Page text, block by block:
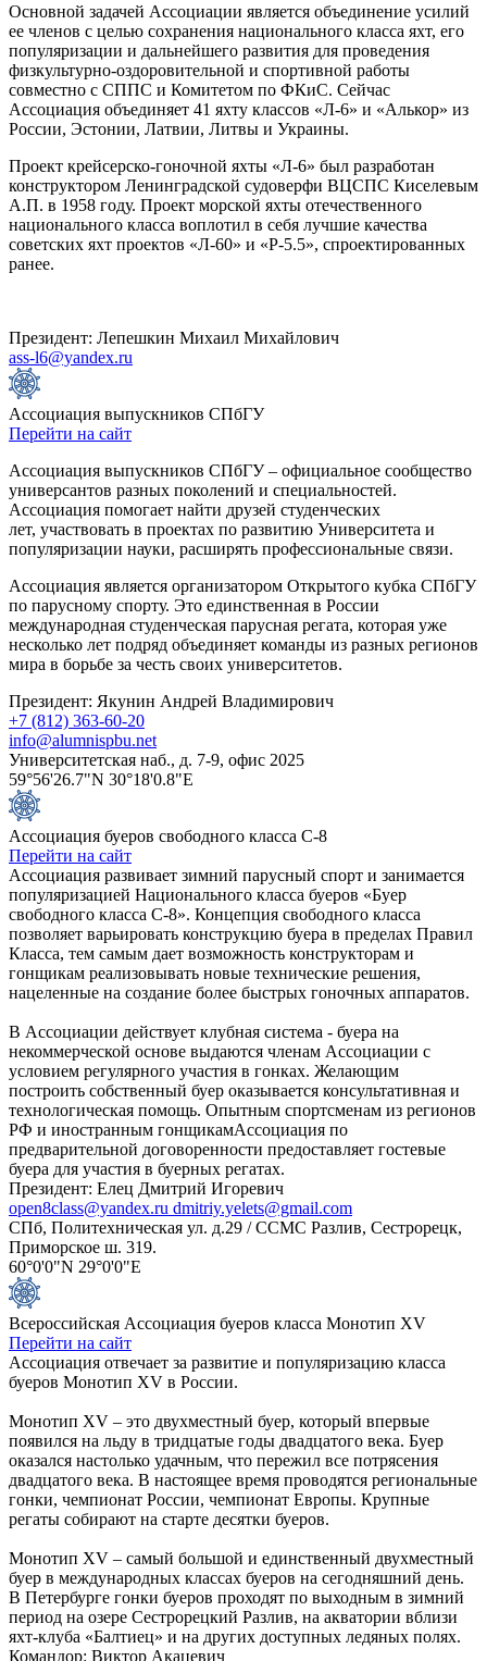
Основной задачей Ассоциации является объединение усилий
ее членов с целью сохранения национального класса яхт, его
популяризации и дальнейшего развития для проведения
физкультурно-оздоровительной и спортивной работы
совместно с СППС и Комитетом по ФКиС. Сейчас
Ассоциация объединяет 41 яхту классов «Л-6» и «Алькор» из
России, Эстонии, Латвии, Литвы и Украины.
Проект крейсерско-гоночной яхты «Л-6» был разработан
конструктором Ленинградской судоверфи ВЦСПС Киселевым
А.П. в 1958 году. Проект морской яхты отечественного
национального класса воплотил в себя лучшие качества
советских яхт проектов «Л-60» и «Р-5.5», спроектированных
ранее.
Президент: Лепешкин Михаил Михайлович
ass-l6@yandex.ru
Ассоциация выпускников СПбГУ
Перейти на сайт
Ассоциация выпускников СПбГУ – официальное сообщество
универсантов разных поколений и специальностей.
Ассоциация помогает найти друзей студенческих
лет, участвовать в проектах по развитию Университета и
популяризации науки, расширять профессиональные связи.
Ассоциация является организатором Открытого кубка СПбГУ
по парусному спорту. Это единственная в России
международная студенческая парусная регата, которая уже
несколько лет подряд объединяет команды из разных регионов
мира в борьбе за честь своих университетов.
Президент: Якунин Андрей Владимирович
+7 (812) 363-60-20
info@alumnispbu.net
Университетская наб., д. 7-9, офис 2025
59°56'26.7"N 30°18'0.8"E
Ассоциация буеров свободного класса С-8
Перейти на сайт
Ассоциация развивает зимний парусный спорт и занимается
популяризацией Национального класса буеров «Буер
свободного класса С-8». Концепция свободного класса
позволяет варьировать конструкцию буера в пределах Правил
Класса, тем самым дает возможность конструкторам и
гонщикам реализовывать новые технические решения,
нацеленные на создание более быстрых гоночных аппаратов.
В Ассоциации действует клубная система - буера на
некоммерческой основе выдаются членам Ассоциации с
условием регулярного участия в гонках. Желающим
построить собственный буер оказывается консультативная и
технологическая помощь. Опытным спортсменам из регионов
РФ и иностранным гонщикамАссоциация по
предварительной договоренности предоставляет гостевые
буера для участия в буерных регатах.
Президент: Елец Дмитрий Игоревич
open8class@yandex.ru dmitriy.yelets@gmail.com
СПб, Политехническая ул. д.29 / ССМС Разлив, Сестрорецк,
Приморское ш. 319.
60°0'0"N 29°0'0"E
Всероссийская Ассоциация буеров класса Монотип XV
Перейти на сайт
Ассоциация отвечает за развитие и популяризацию класса
буеров Монотип XV в России.
Монотип XV – это двухместный буер, который впервые
появился на льду в тридцатые годы двадцатого века. Буер
оказался настолько удачным, что пережил все потрясения
двадцатого века. В настоящее время проводятся региональные
гонки, чемпионат России, чемпионат Европы. Крупные
регаты собирают на старте десятки буеров.
Монотип XV – самый большой и единственный двухместный
буер в международных классах буеров на сегодняшний день.
В Петербурге гонки буеров проходят по выходным в зимний
период на озере Сестрорецкий Разлив, на акватории вблизи
яхт-клуба «Балтиец» и на других доступных ледяных полях.
Командор: Виктор Акацевич